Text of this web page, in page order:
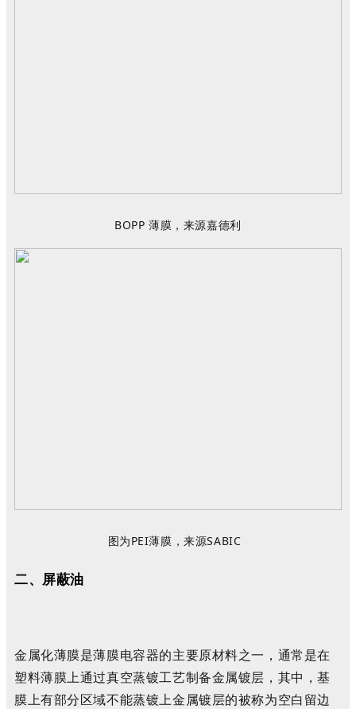
BOPP薄膜 ， 来源嘉德利
图为PEI薄膜，来源SABIC
二、屏蔽油
金属化薄膜是薄膜电容器的主要原材料之一， 通常是在
塑料薄膜上通过真空蒸镀工艺制备金属镀层， 其中 ，基
膜上有部分区域不能蒸镀上金属镀层的被称为空白留边